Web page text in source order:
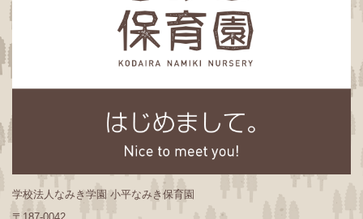
学校法人なみき学園 小平なみき保育園